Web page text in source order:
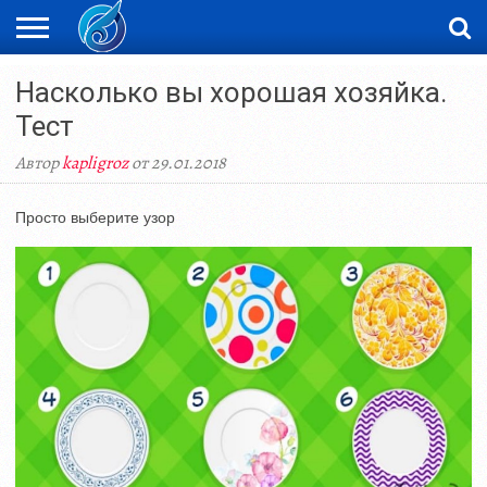
НОВОСТИ
ВИДЕО
ФОТОРЕПОРТАЖИ
ОРКЕН
Насколько вы хорошая хозяйка.
Тест
Авторkapligrozот 29.01.2018
Просто выберите узор